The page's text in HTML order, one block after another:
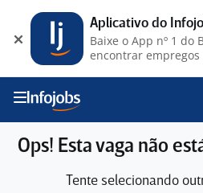
Ops! Esta vaga não
Tente selecionando
Aplicativo do
Baixe o App nº 1 do
encontrar empregos